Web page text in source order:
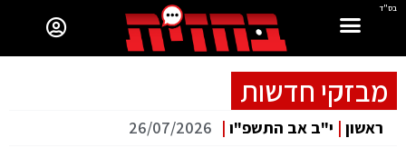
בס"ד
מבזקי חדשות
ראשון | י"ב אב התשפ"ו |
26/07/2026